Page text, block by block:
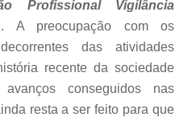
Profissional Vigilância
. A preocupação com os
decorrentes das atividades
recente da sociedade
conseguidos nas
resta a ser feito para que